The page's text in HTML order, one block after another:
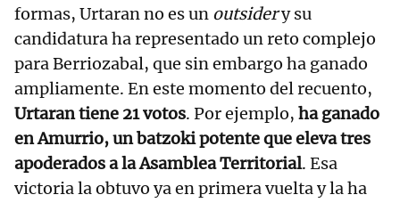
formas, Urtaran no es un outsidery su
candidatura ha representado un reto complejo
para Berriozabal, que sin embargo ha ganado
ampliamente. En este momento del recuento,
Urtaran tiene 21 votos. Por ejemplo, ha ganado
en Amurrio, un batzoki potente que eleva tres
apoderados a la Asamblea Territorial. Esa
victoria la obtuvo ya en primera vuelta y la ha